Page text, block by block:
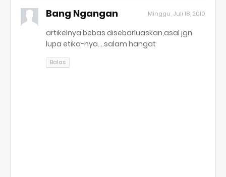
Bang Ngangan Minggu, Juli 18, 2010
artikelnya bebas disebarluaskan,asal jgn
lupa etika-nya....salam hangat
Balas